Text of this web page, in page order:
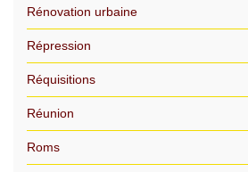
Rénovation urbaine
Répression
Réquisitions
Réunion
Roms